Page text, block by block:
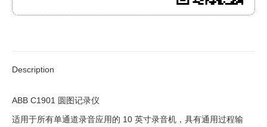
Description
ABB C1901 圆图记录仪
适用于所有单通道录音应用的 10 英寸录音机，具有通用过程输